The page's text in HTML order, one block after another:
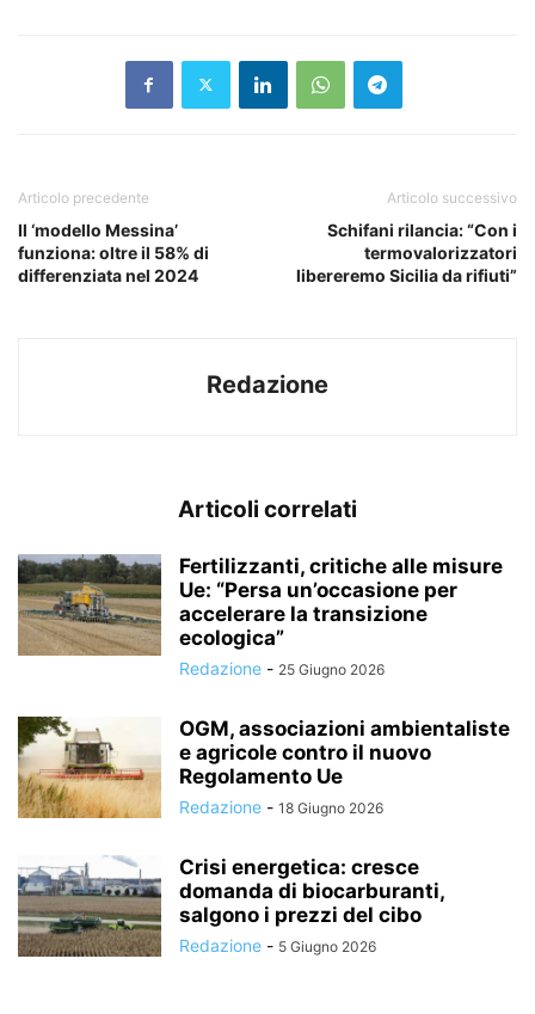
Articolo precedente
Il ‘modello Messina’
funziona: oltre il 58% di
differenziata nel 2024
Articolo successivo
Schifani rilancia: “Con i
termovalorizzatori
libereremo Sicilia da rifiuti”
Redazione
Articoli correlati
Fertilizzanti, critiche alle misure
Ue: “Persa un’occasione per
accelerare la transizione
ecologica”
Redazione - 25 Giugno 2026
OGM, associazioni ambientaliste
e agricole contro il nuovo
Regolamento Ue
Redazione - 18 Giugno 2026
Crisi energetica: cresce
domanda di biocarburanti,
salgono i prezzi del cibo
Redazione - 5 Giugno 2026